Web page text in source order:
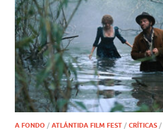
A FONDO / ATLÁNTIDA FILM FEST / CRÍTICAS /